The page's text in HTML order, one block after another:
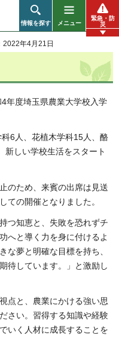
情報を探す メニュー
緊急・防
災
2022年4月21日
年度埼玉県農業大学校入学
6人、花植木学科15人、酪
新しい学校生活をスタート
のため、来賓の出席は見送
ての開催となりました。
つ知恵と、失敗を恐れずチ
へと導く力を身に付けるよ
な夢と明確な目標を持ち、
待しています。」と激励し
点と、農業にかける強い思
さい。習得する知識や経験
いく人材に成長することを